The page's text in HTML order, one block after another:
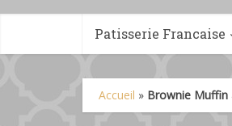
Patisserie Francaise
Accueil » Brownie Muffin